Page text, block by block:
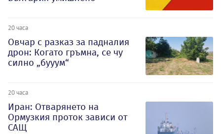
20 часа
Овчар с разказ за падналия
дрон: Когато гръмна, се чу
силно „бууум“
20 часа
Иран: Отварянето на
Ормузкия проток зависи от
САЩ